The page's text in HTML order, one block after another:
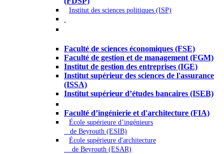
Institut des sciences politiques (ISP)
Faculté de sciences économiques (FSE)
Faculté de gestion et de management (FGM)
Institut de gestion des entreprises (IGE)
Institut supérieur des sciences de l'assurance
(ISSA)
Institut supérieur d’études bancaires (ISEB)
Faculté d’ingénierie et d'architecture (FIA)
École supérieure d’ingénieurs
de Beyrouth (ESIB)
École supérieure d'architecture
de Beyrouth (ESAR)